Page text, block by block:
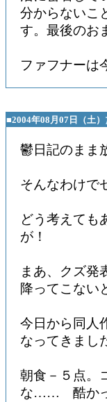
分からないこ
す。最後のお
ファフナーは
■2004年08月07日（土）
鬱日記のまま
そんなわけで
どう考えても
が！
まあ、クズ発
降ってこな
今日から同人
なってきまし
朝食－５点。
な…… 酷かっ